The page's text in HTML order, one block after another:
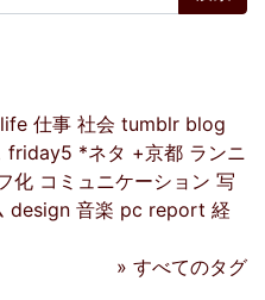
life 仕事 社会 tumblr blog
friday5 *ネタ +京都 ランニ
化 コミュニケーション 写
design 音楽 pc report 経
» すべてのタグ